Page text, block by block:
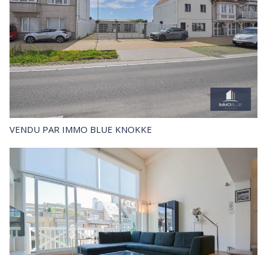
VENDU PAR IMMO BLUE KNOKKE